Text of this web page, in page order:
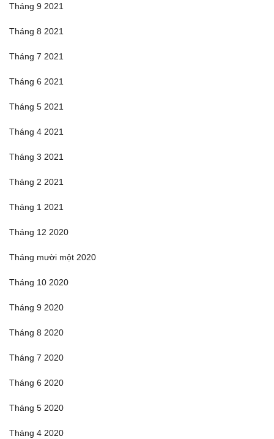
Tháng 9 2021
Tháng 8 2021
Tháng 7 2021
Tháng 6 2021
Tháng 5 2021
Tháng 4 2021
Tháng 3 2021
Tháng 2 2021
Tháng 1 2021
Tháng 12 2020
Tháng mười một 2020
Tháng 10 2020
Tháng 9 2020
Tháng 8 2020
Tháng 7 2020
Tháng 6 2020
Tháng 5 2020
Tháng 4 2020